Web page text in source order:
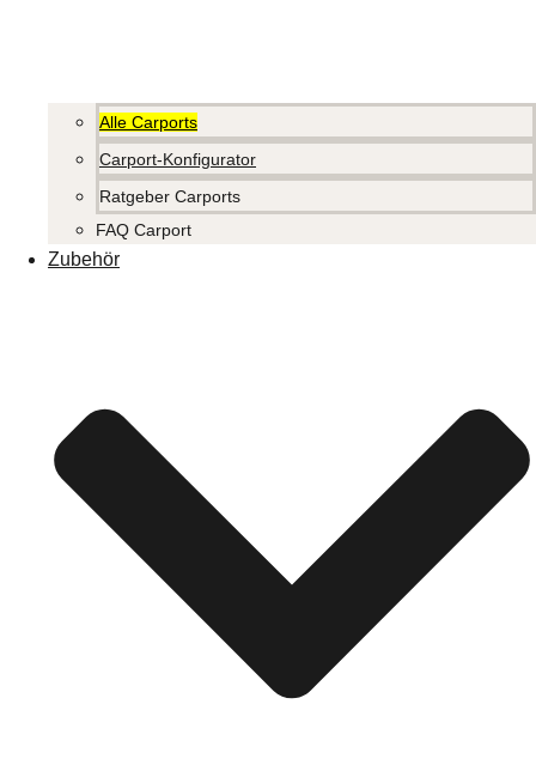
Alle Carports
Carport-Konfigurator
Ratgeber Carports
FAQ Carport
Zubehör